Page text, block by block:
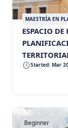
MAESTRÍA EN
ESPACIO
Started: Mar
Beginner